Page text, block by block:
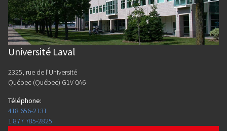
Université Laval
2325, rue de l'Université
Québec (Québec) G1V 0A6
Téléphone:
418 656-2131
1 877 785-2825